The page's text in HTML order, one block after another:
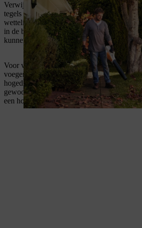
Verwijder mos en onkruid uit de voegen,
tegels blijvend beschadigen. Het gebruik
wettelijk verboden, omdat milieuschadelijke
in de bodem en het grondwater terecht
kunnen verontreinigen.
Voor voegen met gruis of zand kan je het
voegenkrabber of een staalborstel. Voor
hogedrukreiniger worden gebruikt. Vul het
gewoon bij na het reinigen. Gesloten
een hogedrukreiniger worden gereinigd.